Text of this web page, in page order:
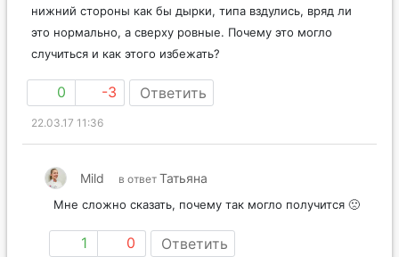
Вчера приготовила. Таня, у меня почему-то у печенья с
нижний стороны как бы дырки, типа вздулись, вряд ли
это нормально, а сверху ровные. Почему это могло
0 -3 Ответить
22.03.17 11:36